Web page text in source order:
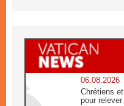
06.08.2026
Chrétiens
pour